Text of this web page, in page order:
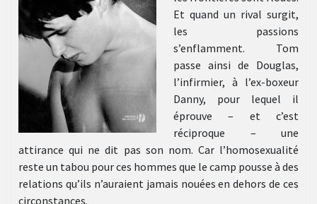
Et quand un rival surgit,
les passions
s’enflamment. Tom
passe ainsi de Douglas,
l’infirmier, à l’ex-boxeur
Danny, pour lequel il
éprouve – et c’est
réciproque – une
attirance qui ne dit pas son nom. Car l’homosexualité
reste un tabou pour ces hommes que le camp pousse à des
relations qu’ils n’auraient jamais nouées en dehors de ces
circonstances.